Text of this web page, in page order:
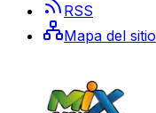
RSS
Mapa del sitio